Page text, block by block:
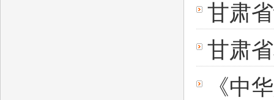
甘肃
甘肃
《中